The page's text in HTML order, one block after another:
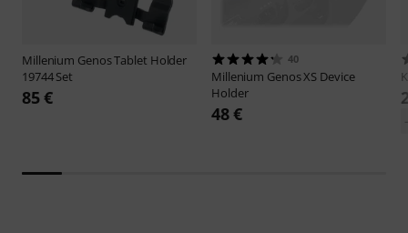
Millenium Genos Tablet Holder
19744 Set
85 €
40
Millenium Genos XS Device
Holder
48 €